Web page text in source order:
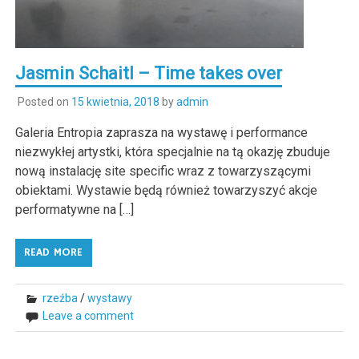
Jasmin Schaitl – Time takes over
Posted on 15 kwietnia, 2018 byadmin
Galeria Entropia zaprasza na wystawę i performance
niezwykłej artystki, która specjalnie na tą okazję zbuduje
nową instalację site specific wraz z towarzyszącymi
obiektami. Wystawie będą również towarzyszyć akcje
performatywne na […]
READ MORE
rzeźba/wystawy
Leave a comment